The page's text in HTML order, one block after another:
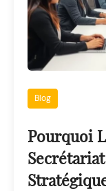
Blog
Pourquoi